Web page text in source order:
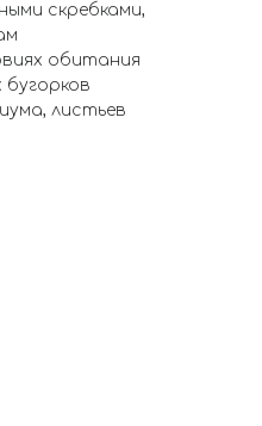
скребками,
обитания
листьев